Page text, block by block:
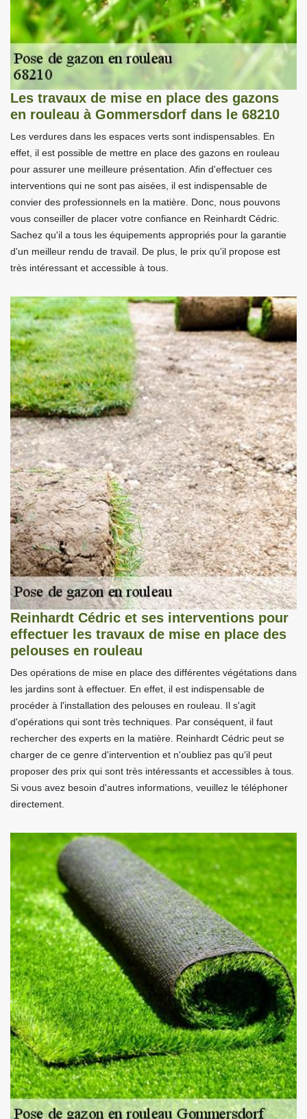
Les travaux de mise en place des gazons
en rouleau à Gommersdorf dans le 68210
Les verdures dans les espaces verts sont indispensables. En
effet, il est possible de mettre en place des gazons en rouleau
pour assurer une meilleure présentation. Afin d'effectuer ces
interventions qui ne sont pas aisées, il est indispensable de
convier des professionnels en la matière. Donc, nous pouvons
vous conseiller de placer votre confiance en Reinhardt Cédric.
Sachez qu'il a tous les équipements appropriés pour la garantie
d'un meilleur rendu de travail. De plus, le prix qu'il propose est
très intéressant et accessible à tous.
Reinhardt Cédric et ses interventions pour
effectuer les travaux de mise en place des
pelouses en rouleau
Des opérations de mise en place des différentes végétations dans
les jardins sont à effectuer. En effet, il est indispensable de
procéder à l'installation des pelouses en rouleau. Il s'agit
d'opérations qui sont très techniques. Par conséquent, il faut
rechercher des experts en la matière. Reinhardt Cédric peut se
charger de ce genre d'intervention et n'oubliez pas qu'il peut
proposer des prix qui sont très intéressants et accessibles à tous.
Si vous avez besoin d'autres informations, veuillez le téléphoner
directement.